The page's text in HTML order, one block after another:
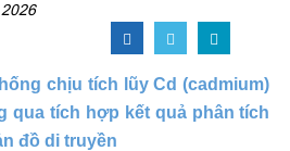
chịu tích lũy Cd (cadmium)
qua tích hợp kết quả phân tích
đồ di truyền